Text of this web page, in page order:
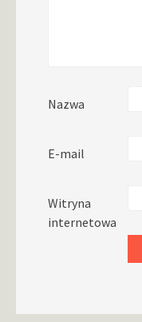
Nazwa
E-mail
Witryna
internetowa